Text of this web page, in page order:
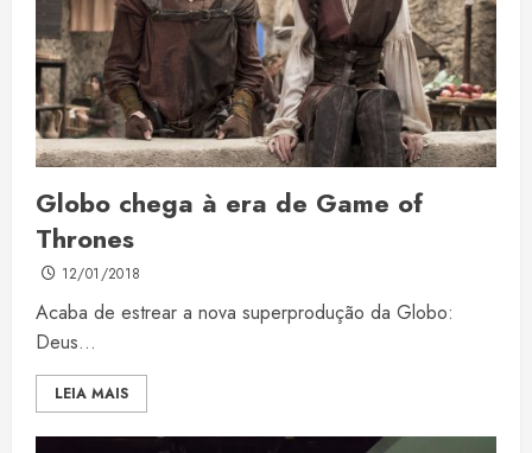
Globo chega à era de Game of
Thrones
12/01/2018
Acaba de estrear a nova superprodução da Globo:
Deus...
LEIA MAIS